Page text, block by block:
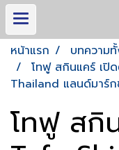
หน้าแรก บทความ
โทฟู สกินแคร์ เปิ
Thailand แลนด์มาร์ก
โทฟู สกิ